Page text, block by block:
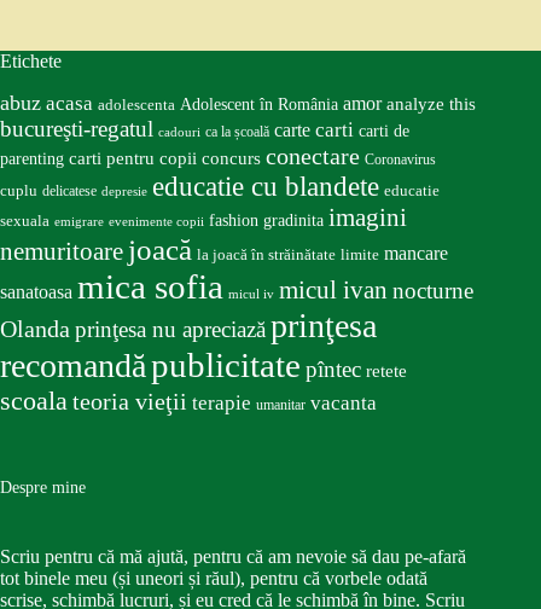
Etichete
abuz acasa adolescenta Adolescent în România amor analyze this
bucureşti-regatul cadouri ca la școală carte carti carti de
parenting carti pentru copii concurs conectare Coronavirus
cuplu delicatese depresie educatie cu blandete educatie
sexuala emigrare evenimente copii fashion gradinita imagini
nemuritoare joacă la joacă în străinătate limite mancare
sanatoasa mica sofia micul iv micul ivan nocturne
Olandaprinţesa nu apreciazăprinţesa
recomandăpublicitate pîntec retete
scoalateoria vieţii terapie umanitar vacanta
Despre mine
Scriu pentru că mă ajută, pentru că am nevoie să dau pe-afară
tot binele meu (și uneori și răul), pentru că vorbele odată
scrise, schimbă lucruri, și eu cred că le schimbă în bine. Scriu